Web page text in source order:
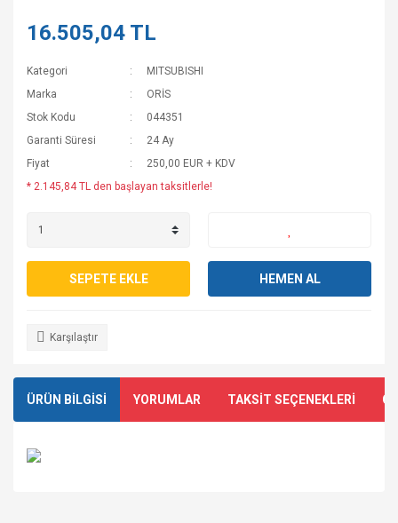
16.505,04 TL
Kategori
MITSUBISHI
Marka
ORİS
Stok Kodu
044351
Garanti Süresi
24 Ay
Fiyat
250,00 EUR + KDV
* 2.145,84 TL den başlayan taksitlerle!
SEPETE EKLE HEMEN AL
Karşılaştır
ÜRÜN BİLGİSİ YORUMLAR TAKSİT SEÇENEKLERİ